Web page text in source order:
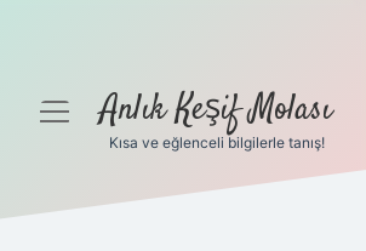
menüyüAnlık Keşif Molası
Kısa ve eğlenceli bilgilerle tanış!